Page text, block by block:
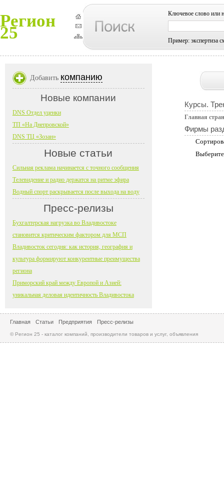
Регион
25
Ключевое слово или
Пример: экспертиза
Курсы.
Главная
Фирмы
Добавить компанию
Новые компании
DNS Отдел уценки
ТП «На Днепровской»
DNS ТЦ «Зозан»
Новые статьи
Сильная реклама начинается с точного сообщения
Телевидение и радио держатся на ритме эфира
Водный спорт раскрывается после выхода на воду
Пресс-релизы
Бухгалтерская нагрузка во Владивостоке
становится критическим фактором для МСП
Владивосток сегодня: как история, география и
культура формируют конкурентные преимущества
региона
Приморский край между Европой и Азией:
уникальная деловая идентичность Владивостока
Главная Статьи Предприятия Пресс-релизы
© Регион 25 - каталог компаний, производители товаров и услуг, объявления